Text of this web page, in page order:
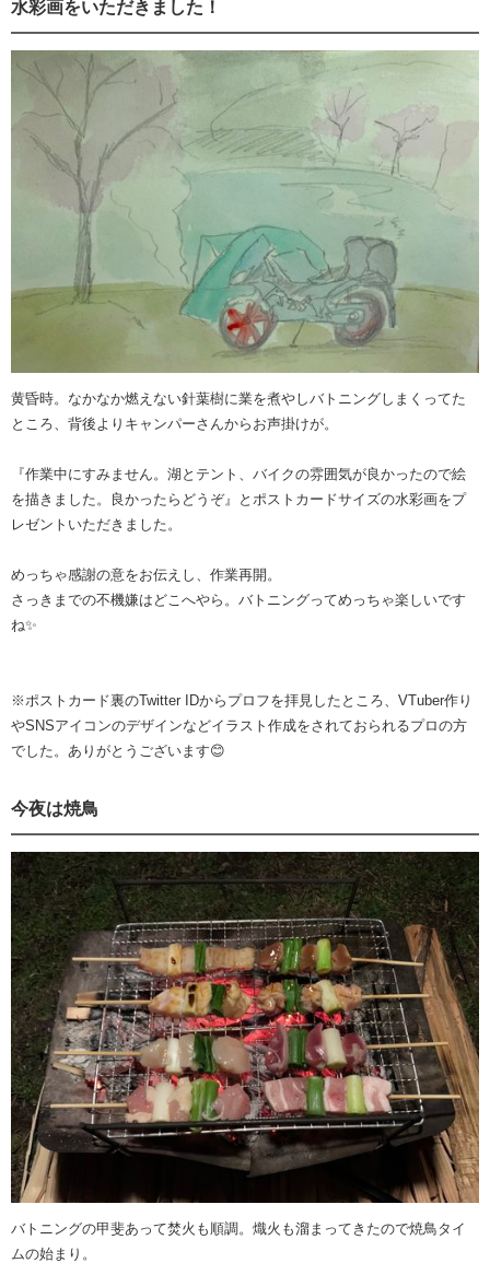
水彩画をいただきました！
黄昏時。なかなか燃えない針葉樹に業を煮やしバトニングしまくってた
ところ、背後よりキャンパーさんからお声掛けが。
『作業中にすみません。湖とテント、バイクの雰囲気が良かったので絵
を描きました。良かったらどうぞ』とポストカードサイズの水彩画をプ
レゼントいただきました。
めっちゃ感謝の意をお伝えし、作業再開。
さっきまでの不機嫌はどこへやら。バトニングってめっちゃ楽しいです
ね✨
※ポストカード裏のTwitter IDからプロフを拝見したところ、VTuber作り
やSNSアイコンのデザインなどイラスト作成をされておられるプロの方
でした。ありがとうございます😊
今夜は焼鳥
バトニングの甲斐あって焚火も順調。熾火も溜まってきたので焼鳥タイ
ムの始まり。